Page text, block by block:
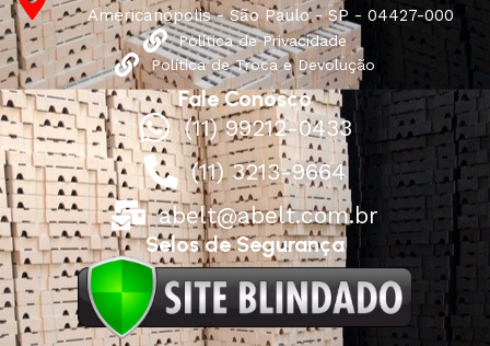
Americanópolis - São Paulo - SP - 04427-000
Política de Privacidade
Política de Troca e Devolução
Fale Conosco
(11) 99212-0433
(11) 3213-9664
abelt@abelt.com.br
Selos de Segurança